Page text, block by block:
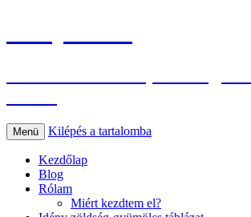
Menü Kilépés a tartalomba
Kezdőlap
Blog
Rólam
Miért kezdtem el?